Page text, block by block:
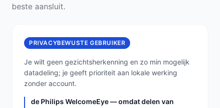
beste aansluit.
PRIVACYBEWUSTE GEBRUIKER
Je wilt geen gezichtsherkenning en zo min mogelijk
datadeling; je geeft prioriteit aan lokale werking
zonder account.
de Philips WelcomeEye — omdat delen van